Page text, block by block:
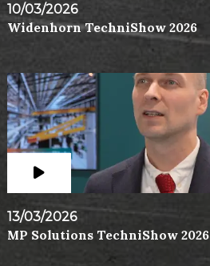
10/03/2026
Widenhorn TechniShow 2026
13/03/2026
MP Solutions TechniShow 2026